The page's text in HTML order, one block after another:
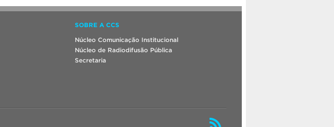
SOBRE A CCS
Núcleo Comunicação Institucional
Núcleo de Radiodifusão Pública
Secretaria